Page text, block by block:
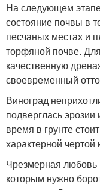
На следующем
состояние почвы в
песчаных местах и
торфяной почве.
качественную
своевременный
Виноград
подверглась эрозии
время в грунте
характерной чертой
Чрезмерная
которым нужно